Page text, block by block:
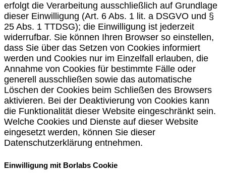
erfolgt die Verarbeitung ausschließlich auf Grundlage
dieser Einwilligung (Art. 6 Abs. 1 lit. a DSGVO und §
25 Abs. 1 TTDSG); die Einwilligung ist jederzeit
widerrufbar. Sie können Ihren Browser so einstellen,
dass Sie über das Setzen von Cookies informiert
werden und Cookies nur im Einzelfall erlauben, die
Annahme von Cookies für bestimmte Fälle oder
generell ausschließen sowie das automatische
Löschen der Cookies beim Schließen des Browsers
aktivieren. Bei der Deaktivierung von Cookies kann
die Funktionalität dieser Website eingeschränkt sein.
Welche Cookies und Dienste auf dieser Website
eingesetzt werden, können Sie dieser
Datenschutzerklärung entnehmen.
Einwilligung mit Borlabs Cookie